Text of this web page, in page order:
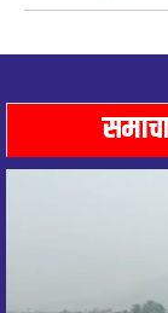
७
८
८
आज
आज